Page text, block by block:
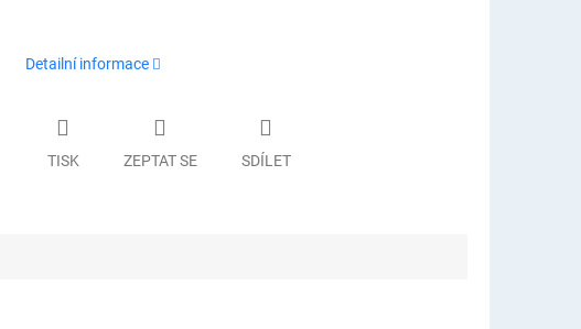
Detailní informace
TISK ZEPTAT SE SDÍLET